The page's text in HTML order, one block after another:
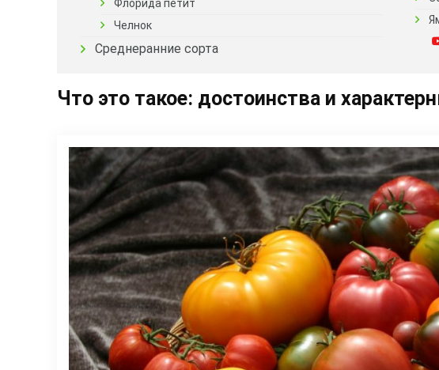
Флорида петит
Челнок
Среднеранние сорта
Что это такое: достоинства и